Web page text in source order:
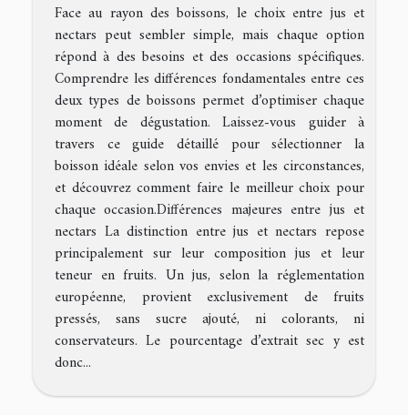
Face au rayon des boissons, le choix entre jus et
nectars peut sembler simple, mais chaque option
répond à des besoins et des occasions spécifiques.
Comprendre les différences fondamentales entre ces
deux types de boissons permet d’optimiser chaque
moment de dégustation. Laissez-vous guider à
travers ce guide détaillé pour sélectionner la
boisson idéale selon vos envies et les circonstances,
et découvrez comment faire le meilleur choix pour
chaque occasion.Différences majeures entre jus et
nectars La distinction entre jus et nectars repose
principalement sur leur composition jus et leur
teneur en fruits. Un jus, selon la réglementation
européenne, provient exclusivement de fruits
pressés, sans sucre ajouté, ni colorants, ni
conservateurs. Le pourcentage d’extrait sec y est
donc...